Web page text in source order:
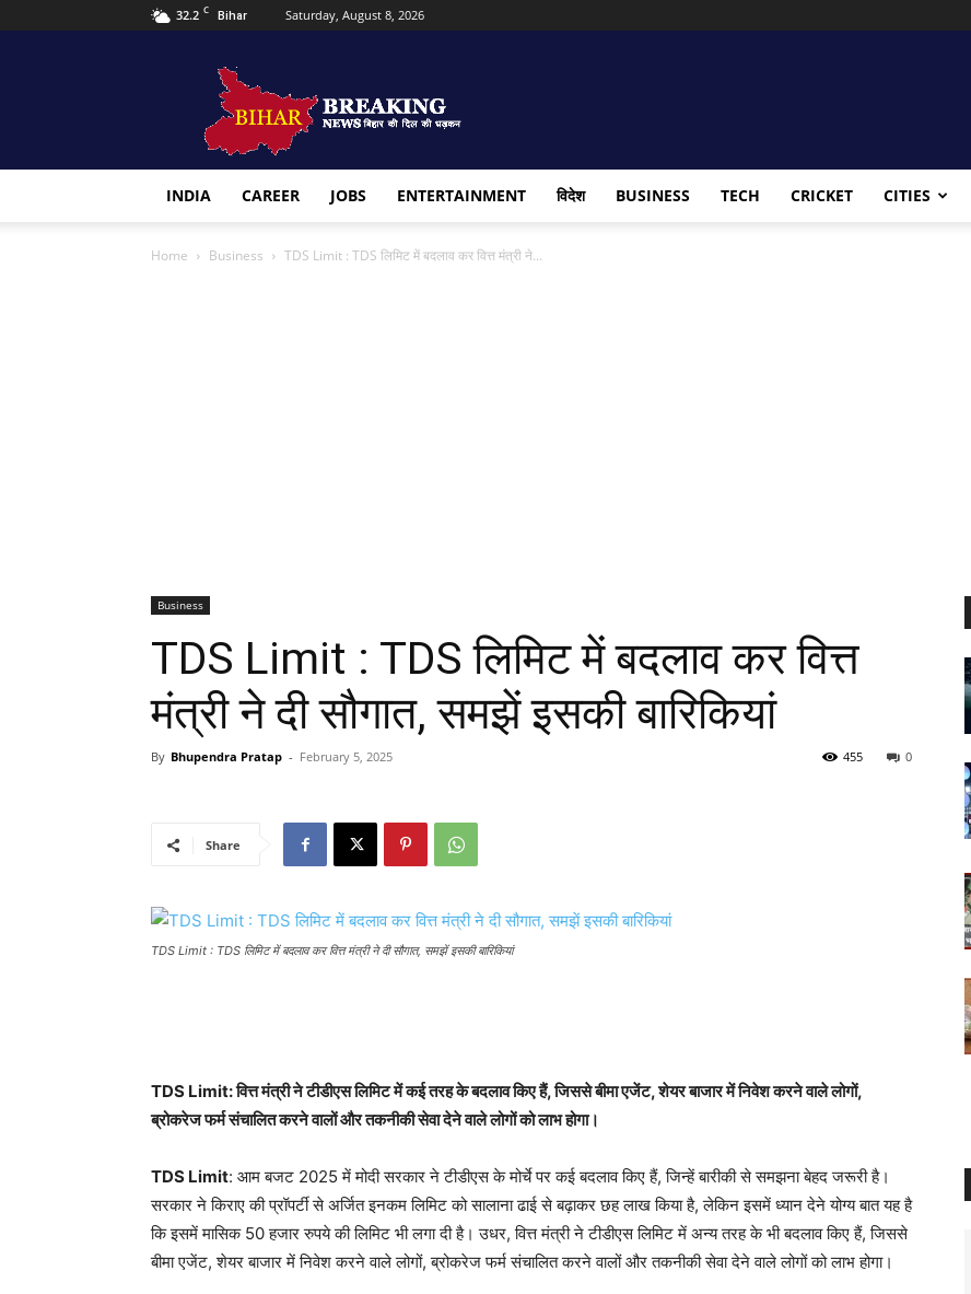
32.2 C Bihar Saturday, August 8, 2026
Breaking
news
INDIA CAREER JOBS ENTERTAINMENT विदेश BUSINESS TECH CRICKET CITIES
Home Business TDS Limit : TDS लिमिट में बदलाव कर वित्त मंत्री ने...
Business
TDS Limit : TDS लिमिट में बदलाव कर वित्त
मंत्री ने दी सौगात, समझें इसकी बारिकियां
By Bhupendra Pratap - February 5, 2025 0
455
Share
TDS Limit : TDS लिमिट में बदलाव कर वित्त मंत्री ने दी सौगात, समझें इसकी बारिकियां
TDS Limit: वित्त मंत्री ने टीडीएस लिमिट में कई तरह के बदलाव किए हैं, जिससे बीमा एजेंट, शेयर बाजार में निवेश करने वाले लोगों,
ब्रोकरेज फर्म संचालित करने वालों और तकनीकी सेवा देने वाले लोगों को लाभ होगा।
TDS Limit: आम बजट 2025 में मोदी सरकार ने टीडीएस के मोर्चे पर कई बदलाव किए हैं, जिन्हें बारीकी से समझना बेहद जरूरी है।
सरकार ने किराए की प्रॉपर्टी से अर्जित इनकम लिमिट को सालाना ढाई से बढ़ाकर छह लाख किया है, लेकिन इसमें ध्यान देने योग्य बात यह है
कि इसमें मासिक 50 हजार रुपये की लिमिट भी लगा दी है। उधर, वित्त मंत्री ने टीडीएस लिमिट में अन्य तरह के भी बदलाव किए हैं, जिससे
बीमा एजेंट, शेयर बाजार में निवेश करने वाले लोगों, ब्रोकरेज फर्म संचालित करने वालों और तकनीकी सेवा देने वाले लोगों को लाभ होगा।